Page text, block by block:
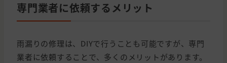
専門業者に依頼するメリット
雨漏りの修理は、DIYで行うことも可能ですが、専門
業者に依頼することで、多くのメリットがあります。